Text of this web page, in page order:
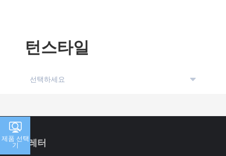
턴스타일
제품 선택
기
뉴스레터